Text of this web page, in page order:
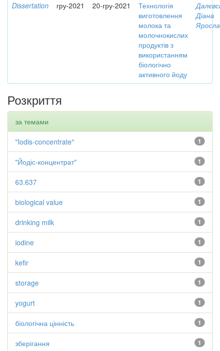
Dissertation гру-2021 20-гру-2021
Технологія
виготовлення
молока та
молочнокислих
продуктів з
використанням
біологічно
активного йоду
Діана
Розкриття
за темами
1
"Iodis-concentrate"
1
"Йодіс-концентрат"
1
63.637
1
biological value
1
drinking milk
1
iodine
1
kefir
1
storage
1
yogurt
1
біологічна цінність
1
зберігання